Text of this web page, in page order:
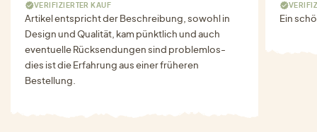
VERIFIZIERTER KAUF
Artikel entspricht der Beschreibung, sowohl in
Design und Qualität, kam pünktlich und auch
eventuelle Rücksendungen sind problemlos-
dies ist die Erfahrung aus einer früheren
Bestellung.
Ein